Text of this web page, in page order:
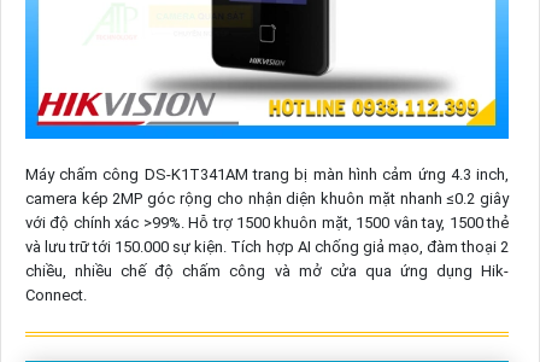
Máy chấm công DS-K1T341AM trang bị màn hình cảm ứng 4.3 inch,
camera kép 2MP góc rộng cho nhận diện khuôn mặt nhanh ≤0.2 giây
với độ chính xác >99%. Hỗ trợ 1500 khuôn mặt, 1500 vân tay, 1500 thẻ
và lưu trữ tới 150.000 sự kiện. Tích hợp AI chống giả mạo, đàm thoại 2
chiều, nhiều chế độ chấm công và mở cửa qua ứng dụng Hik-
Connect.